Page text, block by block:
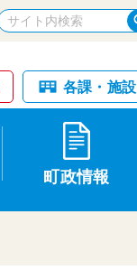
各課・施設
町政情報